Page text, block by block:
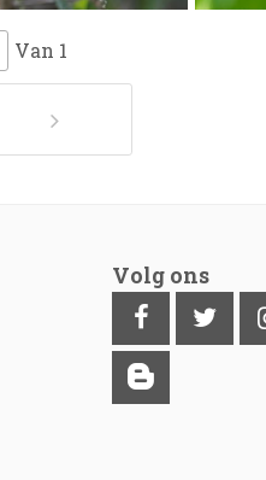
Van 1
Volg ons